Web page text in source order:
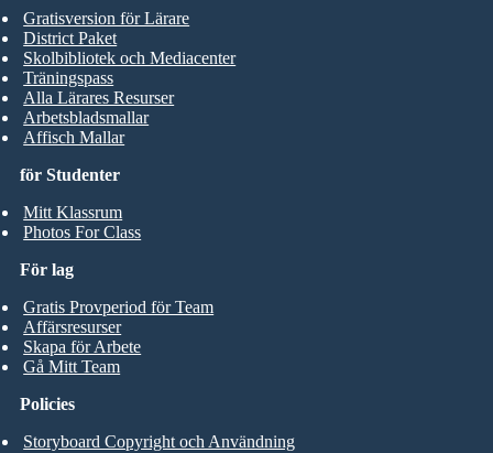
för Studenter
Mitt Klassrum
Photos For Class
Gratisversion för Lärare
District Paket
Skolbibliotek och Mediacenter
Träningspass
Alla Lärares Resurser
Arbetsbladsmallar
Affisch Mallar
För lag
Gratis Provperiod för Team
Affärsresurser
Skapa för Arbete
Gå Mitt Team
Policies
Storyboard Copyright och Användning